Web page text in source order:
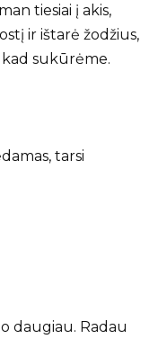
tiesiai į akis,
ir ištarė žodžius,
kad sukūrėme.
tarsi
daugiau. Radau